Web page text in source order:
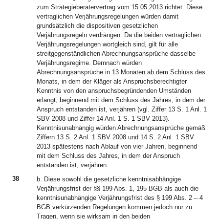
zum Strategieberatervertrag vom 15.05.2013 richtet. Diese
vertraglichen Verjährungsregelungen würden damit
grundsätzlich die dispositiven gesetzlichen
Verjährungsregeln verdrängen. Da die beiden vertraglichen
Verjährungsregelungen wortgleich sind, gilt für alle
streitgegenständlichen Abrechnungsansprüche dasselbe
Verjährungsregime. Demnach würden
Abrechnungsansprüche in 13 Monaten ab dem Schluss des
Monats, in dem der Kläger als Anspruchsberechtigter
Kenntnis von den anspruchsbegründenden Umständen
erlangt, beginnend mit dem Schluss des Jahres, in dem der
Anspruch entstanden ist, verjähren (vgl. Ziffer 13 S. 1 Anl. 1
SBV 2008 und Ziffer 14 Anl. 1 S. 1 SBV 2013).
Kenntnisunabhängig würden Abrechnungsansprüche gemäß
Ziffern 13 S. 2 Anl. 1 SBV 2008 und 14 S. 2 Anl. 1 SBV
2013 spätestens nach Ablauf von vier Jahren, beginnend
mit dem Schluss des Jahres, in dem der Anspruch
entstanden ist, verjähren.
38
b. Diese sowohl die gesetzliche kenntnisabhängige
Verjährungsfrist der §§ 199 Abs. 1, 195 BGB als auch die
kenntnisunabhängige Verjährungsfrist des § 199 Abs. 2 – 4
BGB verkürzenden Regelungen kommen jedoch nur zu
Tragen, wenn sie wirksam in den beiden